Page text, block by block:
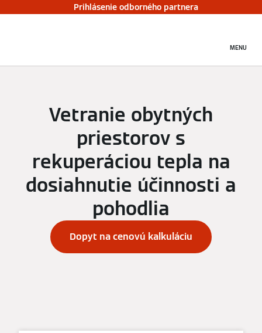
Prihlásenie odborného partnera
MENU
Vetranie obytných
priestorov s
rekuperáciou tepla na
dosiahnutie účinnosti a
pohodlia
Dopyt na cenovú kalkuláciu